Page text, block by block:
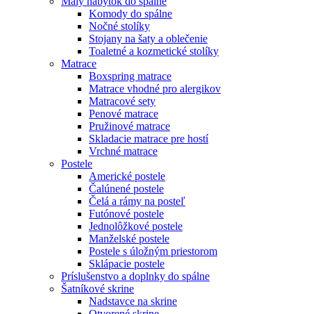
Komody do spálne
Nočné stolíky
Stojany na šaty a oblečenie
Toaletné a kozmetické stolíky
Matrace
Boxspring matrace
Matrace vhodné pro alergikov
Matracové sety
Penové matrace
Pružinové matrace
Skladacie matrace pre hostí
Vrchné matrace
Postele
Americké postele
Čalúnené postele
Čelá a rámy na posteľ
Futónové postele
Jednolôžkové postele
Manželské postele
Postele s úložným priestorom
Sklápacie postele
Príslušenstvo a doplnky do spálne
Šatníkové skrine
Nadstavce na skrine